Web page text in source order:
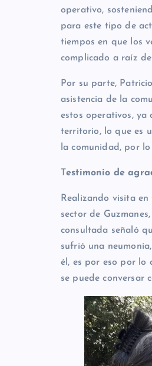
operativo,
para este tipo de
tiempos en que los
complicado a raíz
Por su parte,
asistencia de la
estos operativos, ya
territorio, lo que es
la comunidad, por
Testimonio de
Realizando visita en
sector de
consultada señaló
sufrió una
él, es por eso por lo
se puede conversar